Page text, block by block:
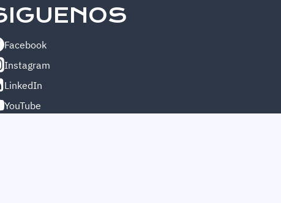
Facebook
Instagram
LinkedIn
YouTube